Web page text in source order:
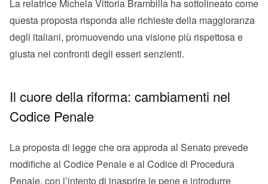
La relatrice Michela Vittoria Brambilla ha sottolineato come
questa proposta risponda alle richieste della maggioranza
degli italiani, promuovendo una visione più rispettosa e
giusta nei confronti degli esseri senzienti.
Il cuore della riforma: cambiamenti nel
Codice Penale
La proposta di legge che ora approda al Senato prevede
modifiche al Codice Penale e al Codice di Procedura
Penale, con l’intento di inasprire le pene e introdurre